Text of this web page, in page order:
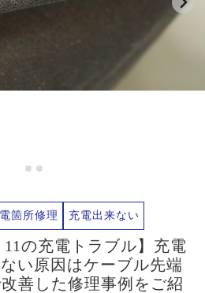
箇所修理 充電出来ない
11の充電トラブル】充電
い原因はケーブル先端
善した修理事例をご紹